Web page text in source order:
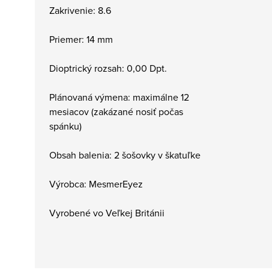
Zakrivenie: 8.6
Priemer: 14 mm
Dioptrický rozsah: 0,00 Dpt.
Plánovaná výmena: maximálne 12
mesiacov (zakázané nosiť počas
spánku)
Obsah balenia: 2 šošovky v škatuľke
Výrobca: MesmerEyez
Vyrobené vo Veľkej Británii